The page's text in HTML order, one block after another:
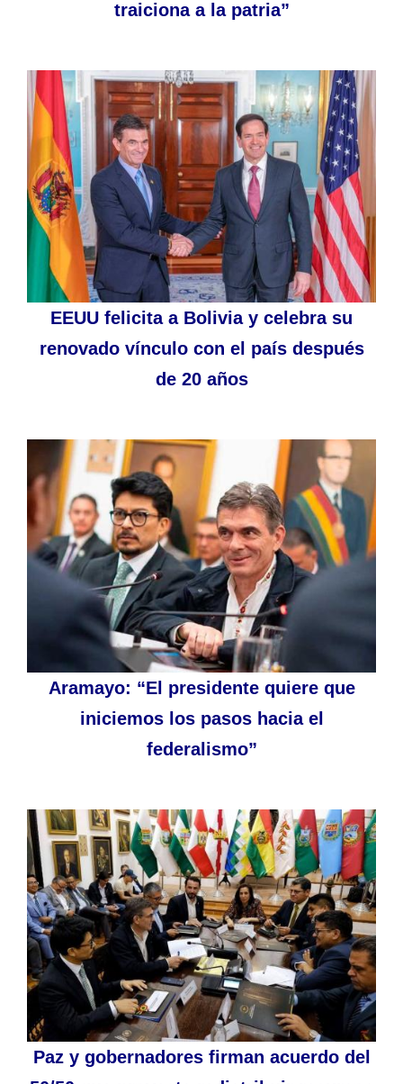
traiciona a la patria”
EEUU felicita a Bolivia y celebra su
renovado vínculo con el país después
de 20 años
Aramayo: “El presidente quiere que
iniciemos los pasos hacia el
federalismo”
Paz y gobernadores firman acuerdo del